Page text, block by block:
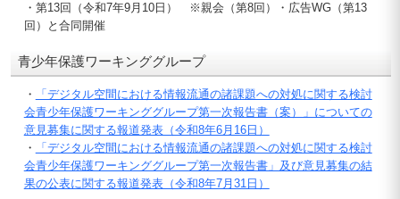
・第13回（令和7年9月10日） ※親会（第8回）・広告WG（第13
回）と合同開催
青少年保護ワーキンググループ
・
「デジタル空間における情報流通の諸課題への対処に関する検討
会青少年保護ワーキンググループ第一次報告書（案）」についての
意見募集に関する報道発表（令和8年6月16日）
・
「デジタル空間における情報流通の諸課題への対処に関する検討
会青少年保護ワーキンググループ第一次報告書」及び意見募集の結
果の公表に関する報道発表（令和8年7月31日）